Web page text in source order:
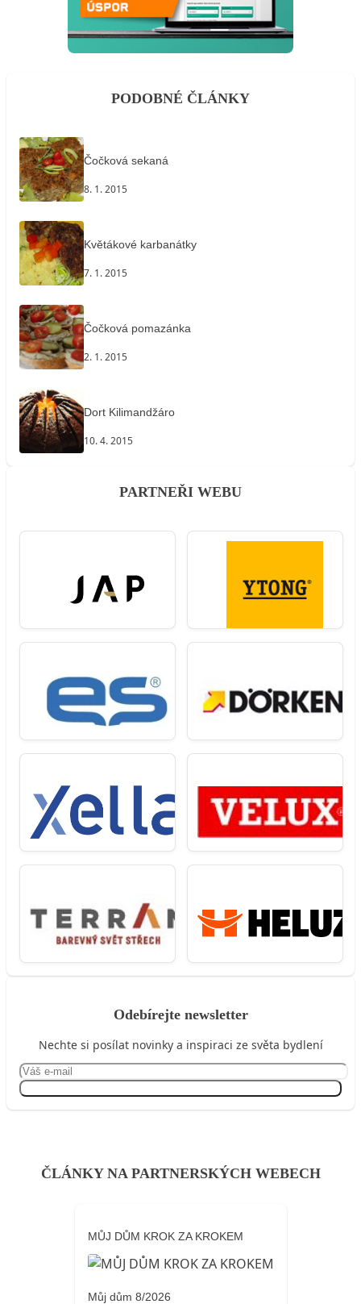
PODOBNÉ ČLÁNKY
Čočková sekaná
8. 1. 2015
Květákové karbanátky
7. 1. 2015
Čočková pomazánka
2. 1. 2015
Dort Kilimandžáro
10. 4. 2015
PARTNEŘI WEBU
Odebírejte newsletter
Nechte si posílat novinky a inspiraci ze světa bydlení
ČLÁNKY NA PARTNERSKÝCH WEBECH
MŮJ DŮM KROK ZA KROKEM
Můj dům 8/2026